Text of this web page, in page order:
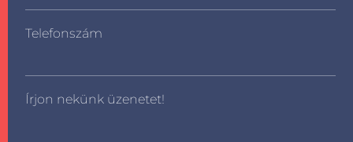
Telefonszám
Írjon nekünk üzenetet!